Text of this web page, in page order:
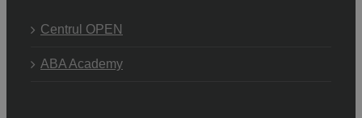
Centrul OPEN
ABA Academy